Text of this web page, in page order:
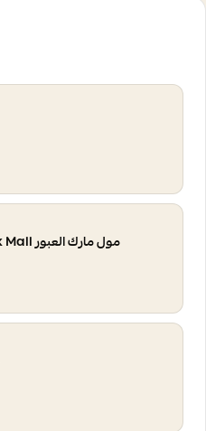
مول مارك العبور Mark Mall في شارع الثقافة